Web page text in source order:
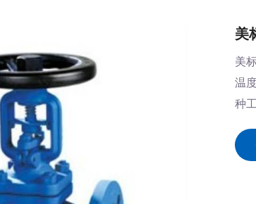
美
美
温
种